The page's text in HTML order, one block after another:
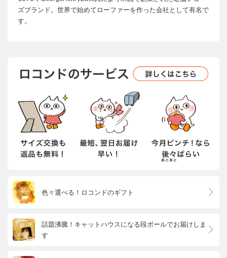
ズブランド。世界で始めてローファーを作った会社として有名で
す。
色々選べる！ロコンドのギフト
話題沸騰！キャットハウスになる段ボールでお届けしま
す